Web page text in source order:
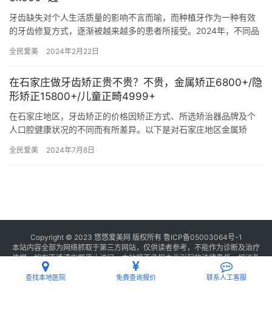
牙齿缺失对个人生活质量的影响不言而喻，而种植牙作为一种有效
的牙齿修复方式，逐渐被越来越多的患者所接受。2024年，不同品
全民爱美 2024年2月22日
在石家庄做牙齿矫正贵不贵？不贵，金属矫正6800+/隐
形矫正15800+/儿童正畸4999+
在石家庄地区，牙齿矫正的价格因矫正方式、所选矫治器品牌及个
人口腔健康状况的不同而有所差异。以下是对石家庄地区金属矫
一个大致…
全民爱美 2024年7月8日
Copyright © 2023 悠悠爱美网 版权所有 鲁ICP备05003064号-1
本站内容全部为网络抓取于第三方网站，仅供读者参考，不能作为诊断及治疗
依据，如有不适请立即停止访问，本站将不承担由此引起的法律责任。如涉及
联系我们
查找本地医院 免费查询报价 联系人工客服